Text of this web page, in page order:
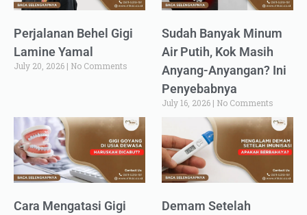
Perjalanan Behel Gigi
Lamine Yamal
July 20, 2026 No Comments
Sudah Banyak Minum
Air Putih, Kok Masih
Anyang-Anyangan? Ini
Penyebabnya
July 16, 2026 No Comments
Cara Mengatasi Gigi
Demam Setelah